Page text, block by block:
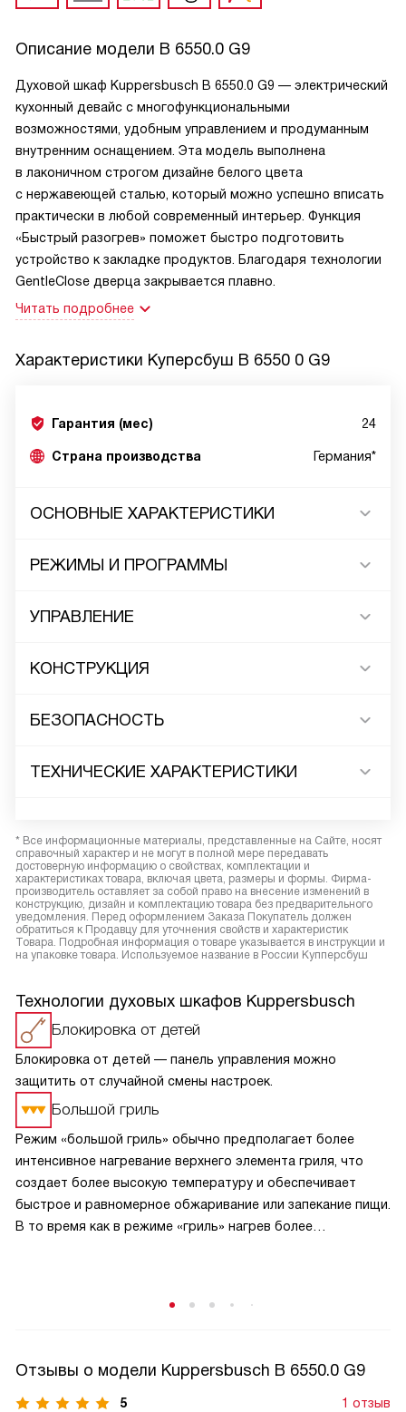
Описание модели B 6550.0 G9
Духовой шкаф Kuppersbusch B 6550.0 G9 — электрический
кухонный девайс с многофункциональными
возможностями, удобным управлением и продуманным
внутренним оснащением. Эта модель выполнена
в лаконичном строгом дизайне белого цвета
с нержавеющей сталью, который можно успешно вписать
практически в любой современный интерьер. Функция
«Быстрый разогрев» поможет быстро подготовить
устройство к закладке продуктов. Благодаря технологии
GentleClosе дверца закрывается плавно.
Читать подробнее
Характеристики Куперсбуш B 6550 0 G9
Гарантия (мес) 24
Страна производства Германия*
ОСНОВНЫЕ ХАРАКТЕРИСТИКИ
РЕЖИМЫ И ПРОГРАММЫ
УПРАВЛЕНИЕ
КОНСТРУКЦИЯ
БЕЗОПАСНОСТЬ
ТЕХНИЧЕСКИЕ ХАРАКТЕРИСТИКИ
* Все информационные материалы, представленные на Сайте, носят
справочный характер и не могут в полной мере передавать
достоверную информацию о свойствах, комплектации и
характеристиках товара, включая цвета, размеры и формы. Фирма-
производитель оставляет за собой право на внесение изменений в
конструкцию, дизайн и комплектацию товара без предварительного
уведомления. Перед оформлением Заказа Покупатель должен
обратиться к Продавцу для уточнения свойств и характеристик
Товара. Подробная информация о товаре указывается в инструкции и
на упаковке товара. Используемое название в России Купперсбуш
Технологии духовых шкафов Kuppersbusch
Блокировка от детей
Блокировка от детей — панель управления можно
защитить от случайной смены настроек.
Большой гриль
Режим «большой гриль» обычно предполагает более
интенсивное нагревание верхнего элемента гриля, что
создает более высокую температуру и обеспечивает
быстрое и равномерное обжаривание или запекание пищи.
В то время как в режиме «гриль» нагрев более
Отзывы о модели Kuppersbusch B 6550.0 G9
5 1 отзыв